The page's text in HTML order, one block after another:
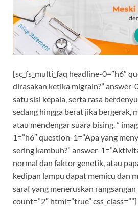
[sc_fs_multi_faq headline-0=”h6″
dirasakan ketika migrain?” answer-
satu sisi kepala, serta rasa
sedang hingga berat jika bergerak,
atau mendengar suara bising. ”
1=”h6″ question-1=”Apa yang
sering kambuh?” answer-
normal dan faktor genetik, atau
kedipan lampu dapat memicu dan
saraf yang meneruskan rangsangan
count=”2″ html=”true” css_class=””]